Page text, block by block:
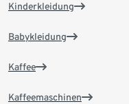
Kinderkleidung
Babykleidung
Kaffee
Kaffeemaschinen